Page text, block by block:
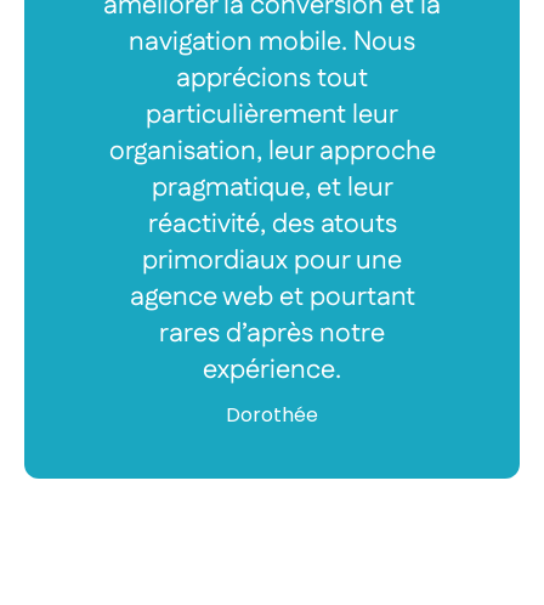
navigation mobile. Nous
apprécions tout
particulièrement leur
organisation, leur approche
pragmatique, et leur
réactivité, des atouts
primordiaux pour une
agence web et pourtant
rares d’après notre
expérience.
Dorothée